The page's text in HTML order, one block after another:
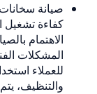
صيانة
كفاءة تشغيل
الاهتمام
المشكلات
للعملاء
والتنظيف،